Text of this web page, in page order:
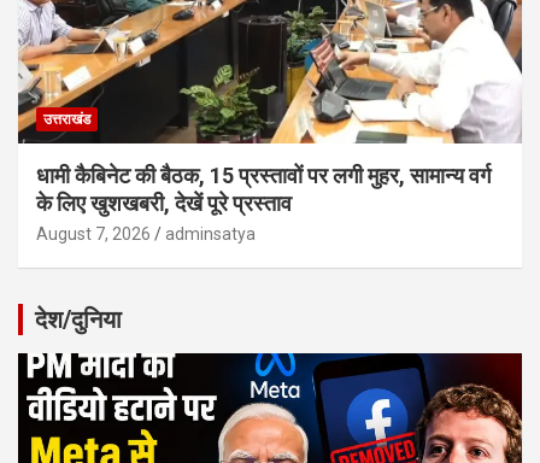
उत्तराखंड
धामी कैबिनेट की बैठक, 15 प्रस्तावों पर लगी मुहर, सामान्य वर्ग
के लिए खुशखबरी, देखें पूरे प्रस्ताव
August 7, 2026 adminsatya
देश/दुनिया